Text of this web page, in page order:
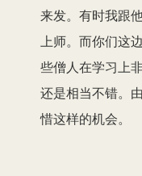
来发。有时我跟
上师。而你们这
些僧人在学习上
还是相当不错。
惜这样的机会。